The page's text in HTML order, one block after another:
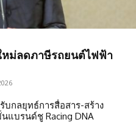
ใหม่ลดภาษีรถยนต์ไฟฟ้า
บกลยุทธ์การสื่อสาร-สร้าง
แบรนด์ชู Racing DNA